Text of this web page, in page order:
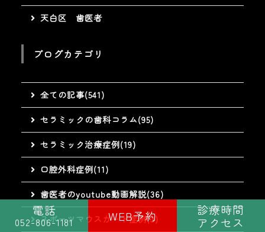
電話
052-806-1181 WEB予約
診療時間
アクセス
天白区 歯医者
ブログカテゴリ
全ての記事(541)
セラミックの歯科コラム(95)
セラミック治療症例(19)
口腔外科症例(11)
歯医者のyoutube動画解説(36)
スポーツマウスガード症例(3)